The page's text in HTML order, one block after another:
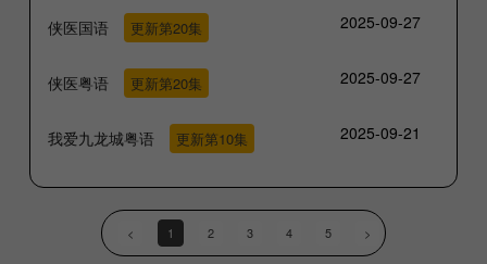
侠医国语 更新第20集 2025-09-27
侠医粤语 更新第20集 2025-09-27
我爱九龙城粤语 更新第10集 2025-09-21
< 1 2 3 4 5 >